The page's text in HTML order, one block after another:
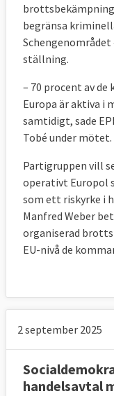
begränsa
ställning.
– 70 procent av
Europa är aktiva i
samtidigt, sade
Tobé under mötet.
Partigruppen vill
operativt Europol
som ett riskyrke i
Manfred Weber
organiserad
EU-nivå de
2 september 2025
handelsavtal